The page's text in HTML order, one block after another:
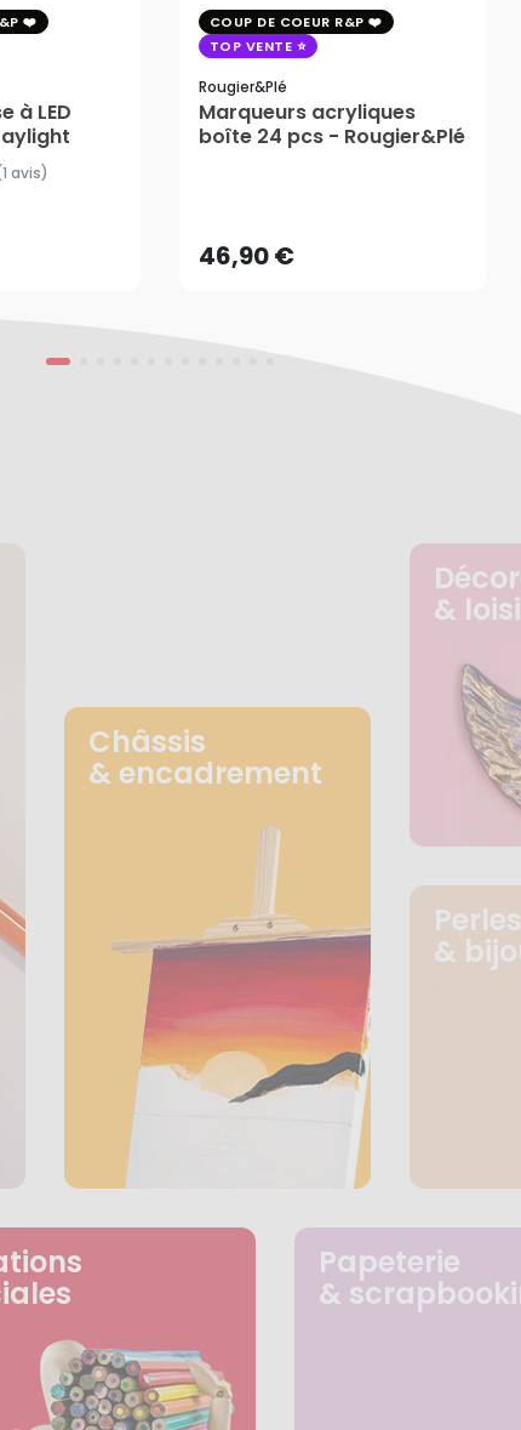
à LED
avis)
PANIER
COUP DE COEUR R&P
TOP VENTE
Rougier&plé
Marqueurs acryliques
boîte 24 pcs - Rougier&Plé
46,90 €AJOUTER AU PANIER
Châssis
& encadrement
&
Perles
&
Papeterie
&